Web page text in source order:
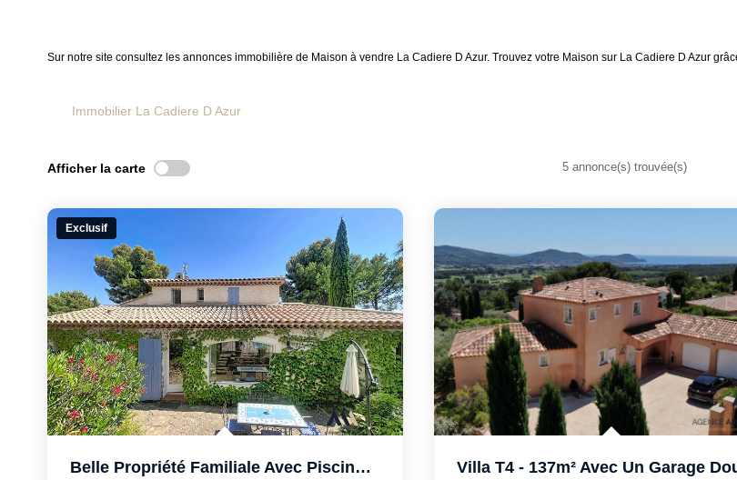
Sur notre site consultez les annonces immobilière de Maison à vendre La Cadiere D Azur. Trouvez votre Maison sur La Cadiere D Azur
Immobilier La Cadiere D Azur
Afficher la carte 5 annonce(s) trouvée(s)
Exclusif
Belle Propriété Familiale Avec Piscine Sur Vaste Terrain...